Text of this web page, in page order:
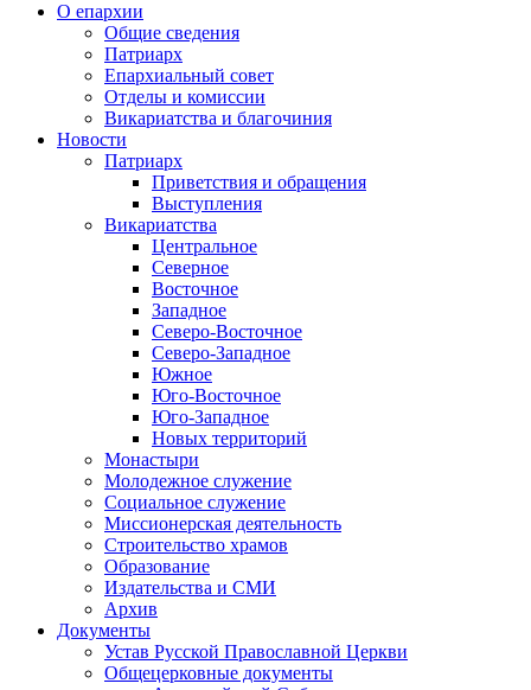
О епархии
Общие сведения
Патриарх
Епархиальный совет
Отделы и комиссии
Викариатства и благочиния
Новости
Патриарх
Приветствия и обращения
Выступления
Викариатства
Центральное
Северное
Восточное
Западное
Северо-Восточное
Северо-Западное
Южное
Юго-Восточное
Юго-Западное
Новых территорий
Монастыри
Молодежное служение
Социальное служение
Миссионерская деятельность
Строительство храмов
Образование
Издательства и СМИ
Архив
Документы
Устав Русской Православной Церкви
Общецерковные документы